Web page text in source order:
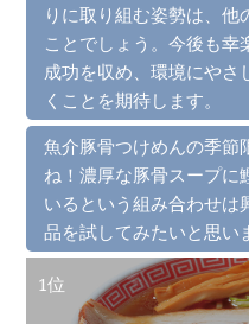
りに取り組む姿勢は、他
ことでしょう。今後も
成功を収め、環境にやさ
くことを期待します。
魚介豚骨つけめんの季節
ね！濃厚な豚骨スープに
いるという組み合わせは
品を試してみたいと思い
1位